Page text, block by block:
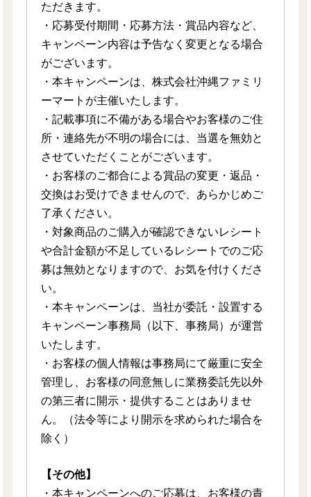
ただきます。
・応募受付期間・応募方法・賞品内容など、
キャンペーン内容は予告なく変更となる場合
がございます。
・本キャンペーンは、株式会社沖縄ファミリ
ーマートが主催いたします。
・記載事項に不備がある場合やお客様のご住
所・連絡先が不明の場合には、当選を無効と
させていただくことがございます。
・お客様のご都合による賞品の変更・返品・
交換はお受けできませんので、あらかじめご
了承ください。
・対象商品のご購入が確認できないレシート
や合計金額が不足しているレシートでのご応
募は無効となりますので、お気を付けくださ
い。
・本キャンペーンは、当社が委託・設置する
キャンペーン事務局（以下、事務局）が運営
いたします。
・お客様の個人情報は事務局にて厳重に安全
管理し、お客様の同意無しに業務委託先以外
の第三者に開示・提供することはありませ
ん。（法令等により開示を求められた場合を
除く）
【その他】
・本キャンペーンへのご応募は、お客様の責